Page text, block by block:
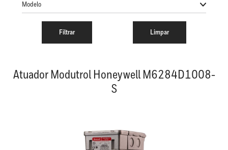
Modelo
Atuador Modutrol Honeywell M6284D1008-
S